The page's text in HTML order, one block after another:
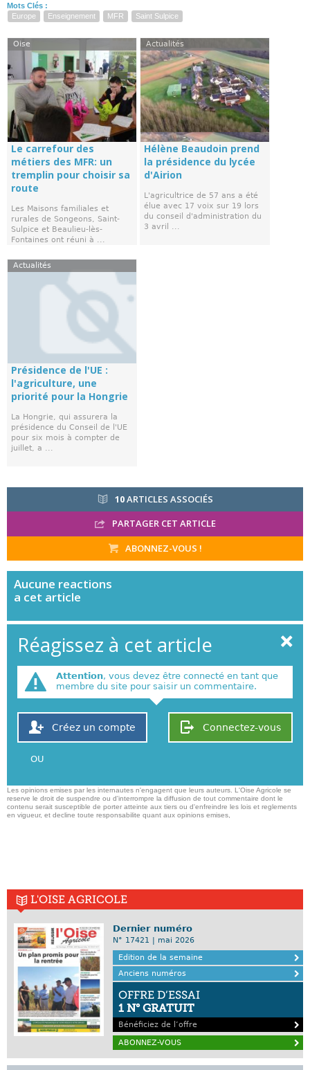
Mots Clés :
Europe
Enseignement MFR Saint Sulpice
Oise
Le carrefour des
métiers des MFR: un
tremplin pour choisir sa
route
Les Maisons familiales et
rurales de Songeons, Saint-
Sulpice et Beaulieu-lès-
Fontaines ont réuni à ...
Actualités
Hélène Beaudoin prend
la présidence du lycée
d'Airion
L'agricultrice de 57 ans a été
élue avec 17 voix sur 19 lors
du conseil d'administration du
3 avril ...
Actualités
Présidence de l'UE :
l'agriculture, une
priorité pour la Hongrie
La Hongrie, qui assurera la
présidence du Conseil de l'UE
pour six mois à compter de
juillet, a ...
10ARTICLES ASSOCIÉS
PARTAGER CET ARTICLE
ABONNEZ-VOUS !
Aucune reactions
a cet article
Réagissez à cet article
Attention, vous devez être connecté en tant que
membre du site pour saisir un commentaire.
Connectez-vous
Créez un compte
OU
Les opinions emises par les internautes n'engagent que leurs auteurs. L'Oise Agricole se
reserve le droit de suspendre ou d'interrompre la diffusion de tout commentaire dont le
contenu serait susceptible de porter atteinte aux tiers ou d'enfreindre les lois et reglements
en vigueur, et decline toute responsabilite quant aux opinions emises,
L'OISE AGRICOLE
Dernier numéro
N° 17421 | mai 2026
Edition de la semaine
Anciens numéros
OFFRE D’ESSAI
1 N° GRATUIT
Bénéficiez de l’offre
ABONNEZ-VOUS